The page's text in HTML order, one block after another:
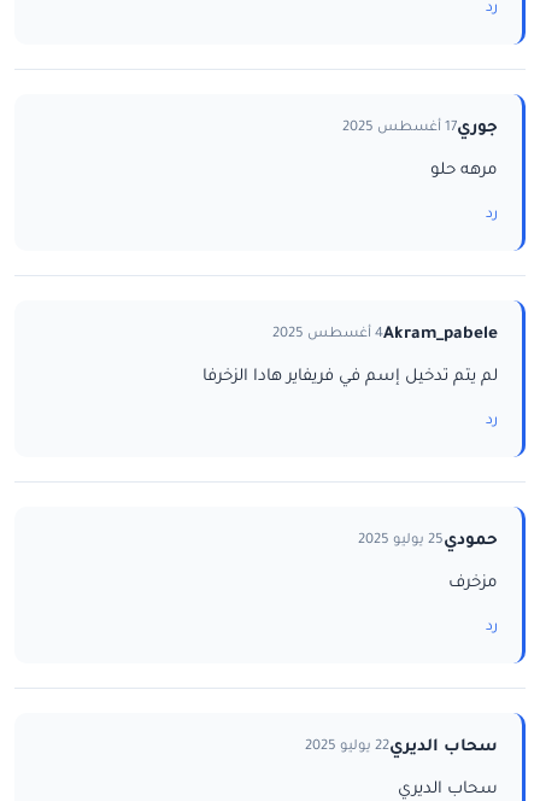
رد
جوري17 أغسطس 2025
مرهه حلو
رد
Akram_pabele4 أغسطس 2025
لم يتم تدخيل إسم في فريفاير هادا الزخرفا
رد
حمودي25 يوليو 2025
مزخرف
رد
سحاب الديري22 يوليو 2025
سحاب الديري